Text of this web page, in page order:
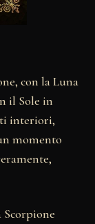
con la Luna
il Sole in
interiori,
momento